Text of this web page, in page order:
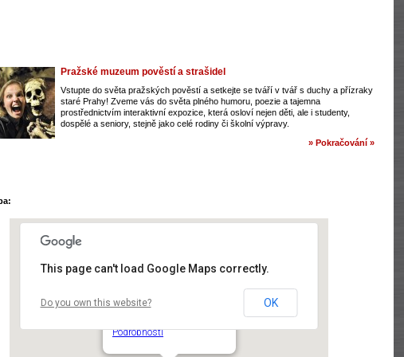
Pražské muzeum pověstí a strašidel
Vstupte do světa pražských pověstí a setkejte se tváří v tvář s duchy a přízraky
staré Prahy! Zveme vás do světa plného humoru, poezie a tajemna
prostřednictvím interaktivní expozice, která osloví nejen děti, ale i studenty,
dospělé a seniory, stejně jako celé rodiny či školní výpravy.
» Pokračování »
Nádraží Praha – Smíchov
Podrobnosti
This page can't load Google Maps correctly.
Do you own this website? OK